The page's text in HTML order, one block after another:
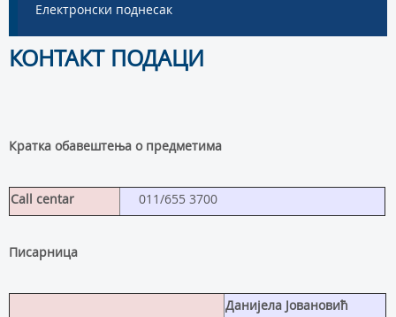
Електронски поднесак
КОНТАКТ ПОДАЦИ
Кратка обавештења о предметима
Call centar 011/655 3700
Писарница
Данијела Јовановић